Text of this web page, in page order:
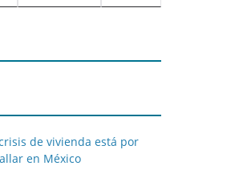
de vivienda está por
en México